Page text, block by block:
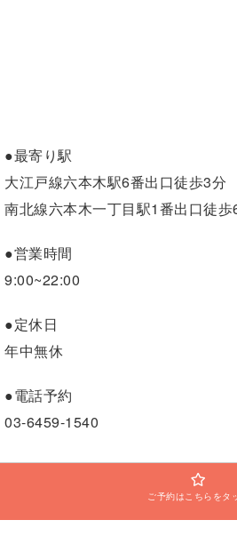
●最寄り駅
大江戸線六本木駅6番出口徒歩3分
南北線六本木一丁目駅1番出口徒歩
●営業時間
9:00~22:00
●定休日
年中無休
●電話予約
03-6459-1540
ご予約はこちらをタ
BEYOND六本木店